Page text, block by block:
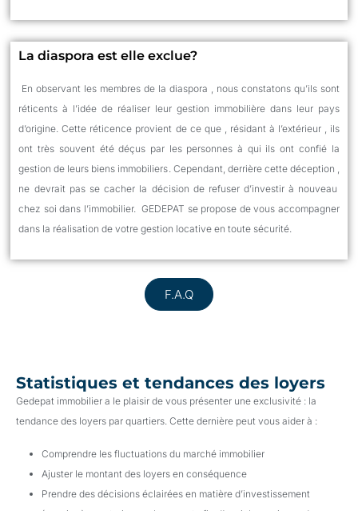
La diaspora est elle exclue?
En observant les membres de la diaspora , nous constatons qu’ils sont
réticents à l’idée de réaliser leur gestion immobilièredans leur pays
d’origine. Cette réticence provient de ce que , résidant à l’extérieur,
ils
ont très souvent été déçus par les personnes à qui ils ont confiéla
gestion de leurs biens immobiliers . Cependant derrière cette déception ,
ne devrait pas se cacher la décision de refuser d’investir à nouveau
chez soi dans l’immobilier. GEDEPAT se propose de vous accompagner
dans la réalisation de votregestion locative en toute sécurité.
F.A.Q
Statistiques et tendances des loyers
Gedepat immobilier a le plaisir de vous présenter une exclusivité : la
tendance des loyers par quartiers. Cette dernière peut vous aider à :
Comprendre les fluctuations du marché immobilier
Ajuster le montant des loyers en conséquence
Prendre des décisions éclairées en matière d’investissement